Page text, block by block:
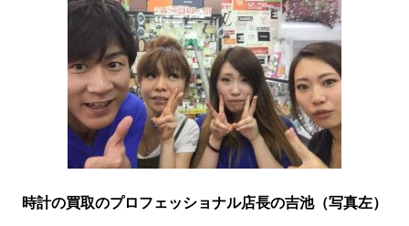
時計の買取のプロフェッショナル店長の吉池（写真左）